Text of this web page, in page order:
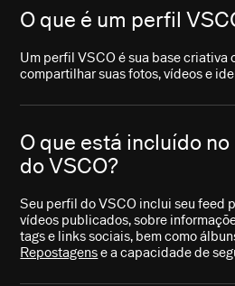
O que é um perfil
Um perfil VSCO é sua base criativa
compartilhar suas fotos, vídeos e
O que está incluído
do VSCO?
Seu perfil do VSCO inclui seu feed
vídeos publicados, sobre
tags e links sociais, bem como
Repostagense a capacidade de